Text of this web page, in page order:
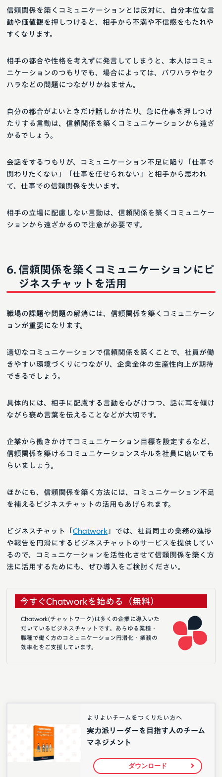
信頼関係を築くコミュニケーションとは反対に、自分本位な言
動や価値観を押しつけると、相手から不満や不信感をもたれや
すくなります。
相手の都合や性格を考えずに発言してしまうと、本人はコミュ
ニケーションのつもりでも、場合によっては、パワハラやセク
ハラなどの問題につながりかねません。
自分の都合がよいときだけ話しかけたり、急に仕事を押しつけ
たりする言動は、信頼関係を築くコミュニケーションから遠ざ
かるでしょう。
会話をするつもりが、コミュニケーション不足に陥り「仕事で
関わりたくない」「仕事を任せられない」と相手から思われ
て、仕事での信頼関係を失います。
相手の立場に配慮しない言動は、信頼関係を築くコミュニケー
ションから遠ざかるので注意が必要です。
信頼関係を築くコミュニケーションにビ
ジネスチャットを活用
職場の課題や問題の解消には、信頼関係を築くコミュニケーシ
ョンが重要になります。
適切なコミュニケーションで信頼関係を築くことで、社員が働
きやすい環境づくりにつながり、企業全体の生産性向上が期待
できるでしょう。
具体的には、相手に配慮する言動を心がけつつ、話に耳を傾け
ながら褒め言葉を伝えることなどが大切です。
企業から働きかけてコミュニケーション目標を設定するなど、
信頼関係を築けるコミュニケーションスキルを社員に磨いても
らいましょう。
ほかにも、信頼関係を築く方法には、コミュニケーション不足
を補えるビジネスチャットの活用もあげられます。
ビジネスチャット「 Chatwork 」では、社員同士の業務の進捗
や報告を円滑にするビジネスチャットのサービスを提供してい
るので、コミュニケーションを活性化させて信頼関係を築く方
法に活用するためにも、ぜひ導入をご検討ください。
今すぐChatworkを始める（無料）
Chatwork(チャットワーク)は多くの企業に導入いた
だいているビジネスチャットです。あらゆる業種・
職種で働く方のコミュニケーション円滑化・業務の
効率化をご支援しています。
よりよいチームをつくりたい方へ
実力派リーダーを目指す人のチーム
マネジメント
ダウンロード